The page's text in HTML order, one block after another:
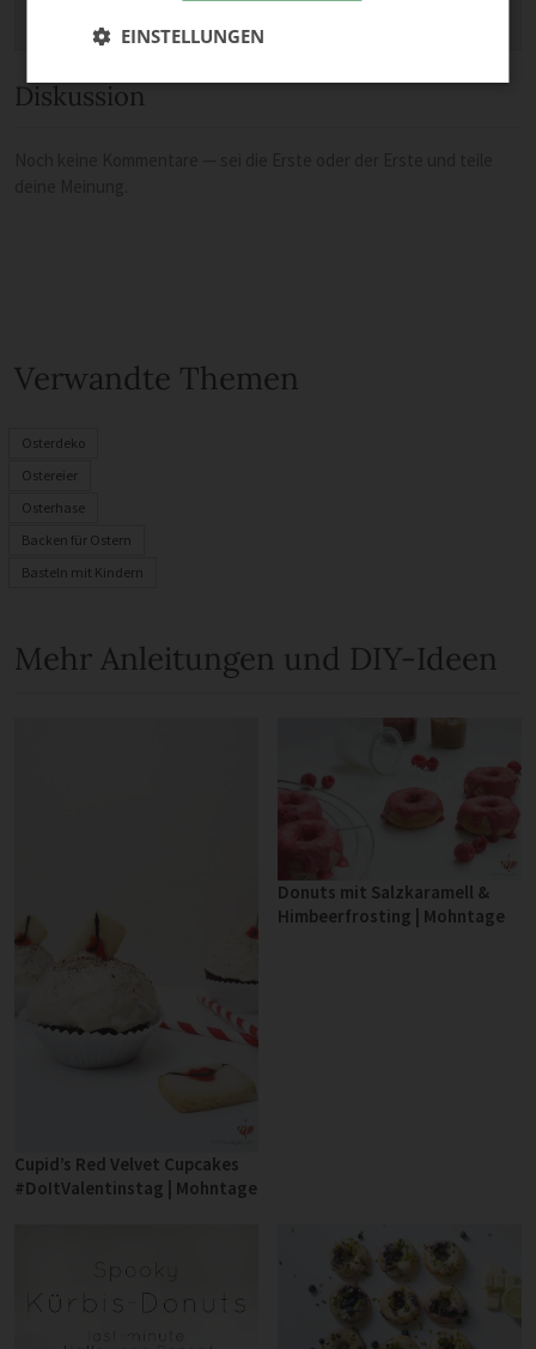
Diskussion
Verwandte Themen
Osterdeko
Ostereier
Osterhase
Backen für Ostern
Basteln mit Kindern
Mehr Anleitungen und DIY-Ideen
Cupid’s Red Velvet Cupcakes
#DoItValentinstag | Mohntage
Donuts mit Salzkaramell &
Himbeerfrosting | Mohntage
EINSTELLUNGEN